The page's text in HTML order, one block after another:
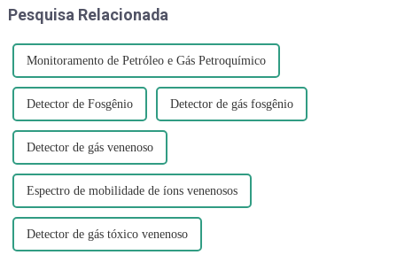
compreensível...
Pesquisa Relacionada
Monitoramento de Petróleo e Gás Petroquímico
Detector de Fosgênio Detector de gás fosgênio
Detector de gás venenoso
Espectro de mobilidade de íons venenosos
Detector de gás tóxico venenoso